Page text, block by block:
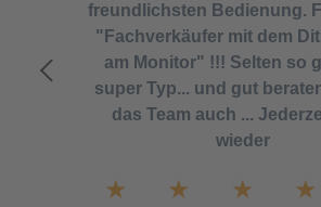
freundlichsten Bedienung.
"Fachverkäufer mit dem
am Monitor" !!! Selten so
super Typ... und gut
das Team auch ...
wieder
★ ★ ★ ★